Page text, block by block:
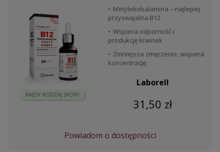
KAŻDY RODZAJ SKÓRY
Metylokobalamina – najlepiej
przyswajalna B12
Wspiera odporność i
produkcję krwinek
Zmniejsza zmęczenie, wspiera
koncentrację
Laborell
31,50 zł
Powiadom o dostępności